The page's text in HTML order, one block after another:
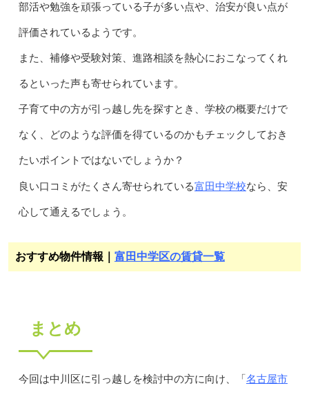
部活や勉強を頑張っている子が多い点や、治安が良い点が
評価されているようです。
また、補修や受験対策、進路相談を熱心におこなってくれ
るといった声も寄せられています。
子育て中の方が引っ越し先を探すとき、学校の概要だけで
なく、どのような評価を得ているのかもチェックしておき
たいポイントではないでしょうか？
良い口コミがたくさん寄せられている富田中学校なら、安
心して通えるでしょう。
おすすめ物件情報｜ 富田中学区の賃貸一覧
まとめ
今回は中川区に引っ越しを検討中の方に向け、「名古屋市